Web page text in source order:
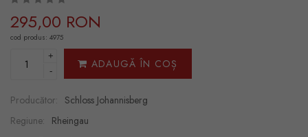
295,00 RON
cod produs: 4975
+
-
ADAUGĂ ÎN COȘ
Producător: Schloss Johannisberg
Regiune: Rheingau